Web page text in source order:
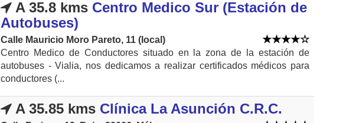
A 35.8 kms Centro Medico Sur (Estación de
Autobuses)
Calle Mauricio Moro Pareto, 11 (local)
Centro Medico de Conductores situado en la zona de la estación de
autobuses - Vialia, nos dedicamos a realizar certificados médicos para
conductores (...
A 35.85 kms Clínica La Asunción C.R.C.